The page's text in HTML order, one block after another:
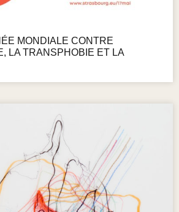
MONDIALE CONTRE
LA TRANSPHOBIE ET LA